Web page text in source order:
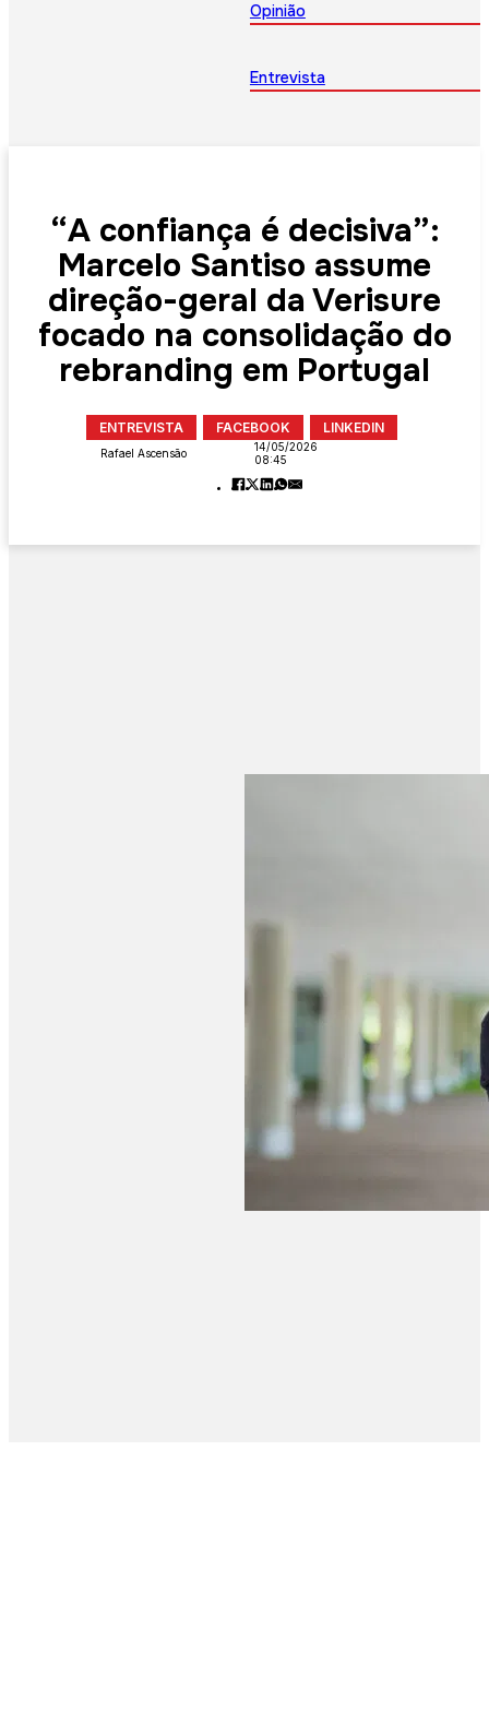
Opinião
Entrevista
“A confiança é decisiva”:
Marcelo Santiso assume
direção-geral da Verisure
focado na consolidação do
rebranding em Portugal
ENTREVISTA FACEBOOK LINKEDIN
Rafael Ascensão
14/05/2026
08:45